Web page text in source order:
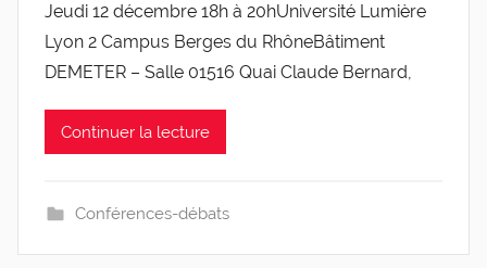
r
g
l
Jeudi 12 décembre 18h à 20hUniversité Lumière
Lyon 2 Campus Berges du RhôneBâtiment
DEMETER – Salle 01516 Quai Claude Bernard,
Continuer la lecture
Conférences-débats